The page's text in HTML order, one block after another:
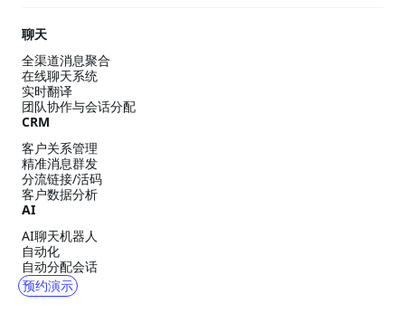
聊天
全渠道消息聚合
在线聊天系统
实时翻译
团队协作与会话分配
CRM
客户关系管理
精准消息群发
分流链接/活码
客户数据分析
AI
AI聊天机器人
自动化
自动分配会话
预约演示